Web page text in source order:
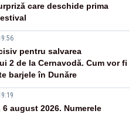
care deschide prima
pentru salvarea
2 de la Cernavodă. Cum vor fi
barjele în Dunăre
6 august 2026. Numerele